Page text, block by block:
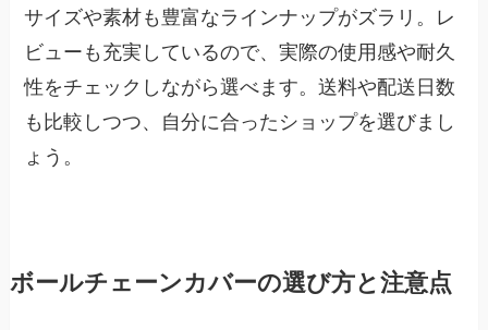
サイズや素材も豊富なラインナップがズラリ。レ
ビューも充実しているので、実際の使用感や耐久
性をチェックしながら選べます。送料や配送日数
も比較しつつ、自分に合ったショップを選びまし
ょう。
ボールチェーンカバーの選び方と注意点